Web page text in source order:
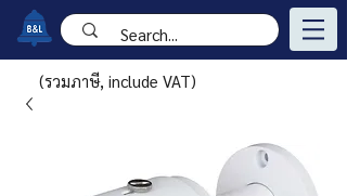
(รวมภาษี, include VAT)